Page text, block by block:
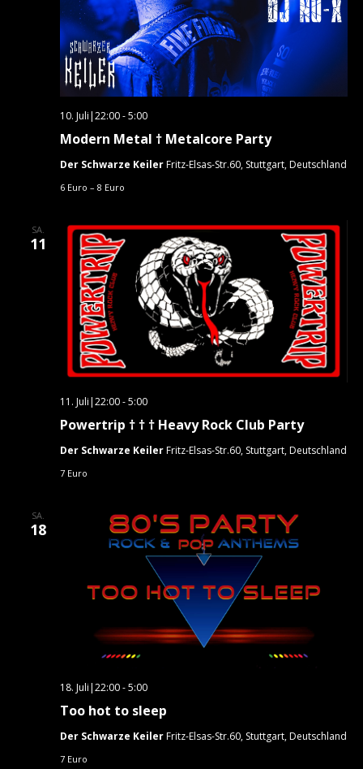
Modern Metal † Metalcore Party
10. Juli|22:00-5:00
Der Schwarze KeilerFritz-Elsas-Str.60, Stuttgart, Deutschland
6 Euro – 8 Euro
SA.
11
Powertrip † † † Heavy Rock Club Party
11. Juli|22:00-5:00
Der Schwarze KeilerFritz-Elsas-Str.60, Stuttgart, Deutschland
7 Euro
SA.
18
Too hot to sleep
18. Juli|22:00-5:00
Der Schwarze KeilerFritz-Elsas-Str.60, Stuttgart, Deutschland
7 Euro